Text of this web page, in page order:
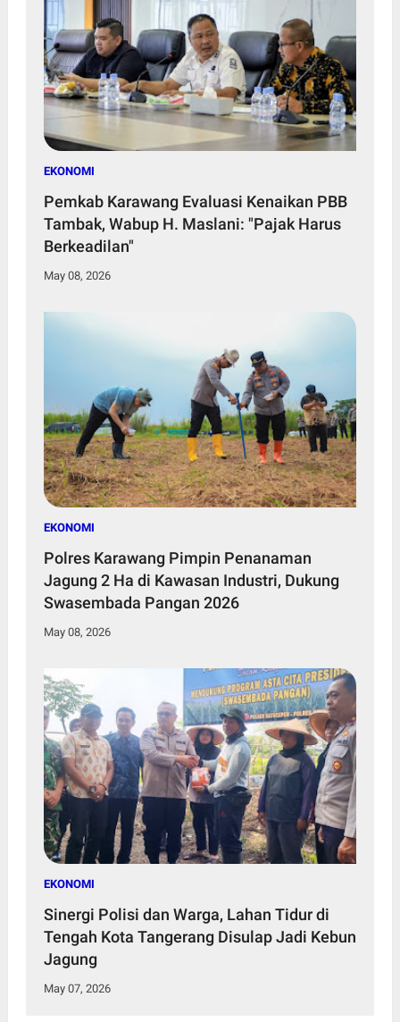
EKONOMI
Pemkab Karawang Evaluasi Kenaikan PBB
Tambak, Wabup H. Maslani: "Pajak Harus
Berkeadilan"
May 08, 2026
EKONOMI
Polres Karawang Pimpin Penanaman
Jagung 2 Ha di Kawasan Industri, Dukung
Swasembada Pangan 2026
May 08, 2026
EKONOMI
Sinergi Polisi dan Warga, Lahan Tidur di
Tengah Kota Tangerang Disulap Jadi Kebun
Jagung
May 07, 2026